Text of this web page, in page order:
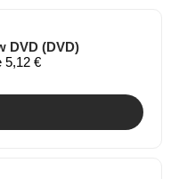
DVD (DVD)
5,12 €